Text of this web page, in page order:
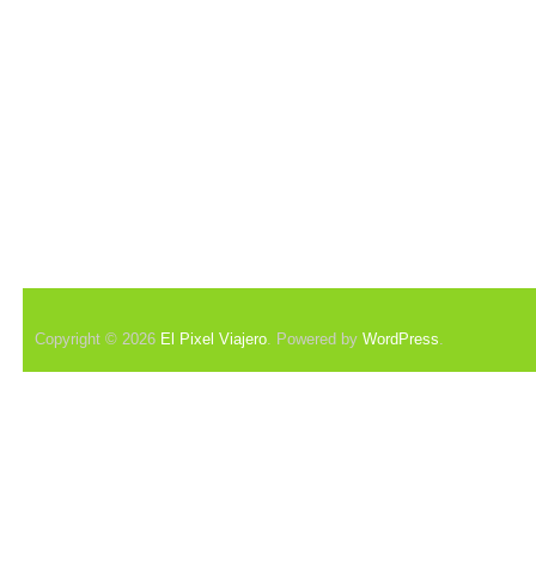
Copyright © 2026 El Pixel Viajero. Powered by WordPress.